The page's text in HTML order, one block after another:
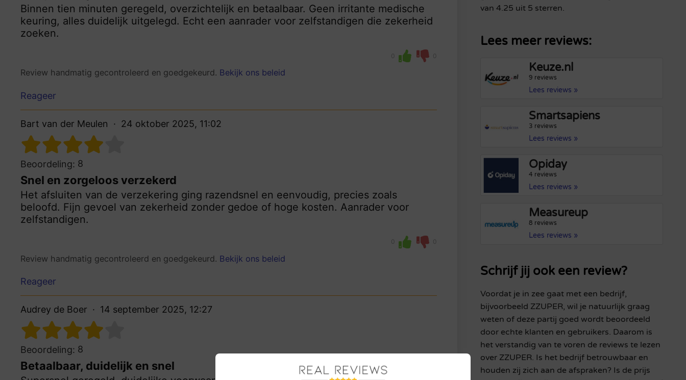
Binnen tien minuten geregeld, overzichtelijk en betaalbaar. Geen irritante medische
keuring, alles duidelijk uitgelegd. Echt een aanrader voor zelfstandigen die zekerheid
zoeken.
0 0
Review handmatig gecontroleerd en goedgekeurd. Bekijk ons beleid
Reageer
Bart van der Meulen 24 oktober 2025, 11:02
Beoordeling: 8
Snel en zorgeloos verzekerd
Het afsluiten van de verzekering ging razendsnel en eenvoudig, precies zoals
beloofd. Fijn gevoel van zekerheid zonder gedoe of hoge kosten. Aanrader voor
zelfstandigen.
0 0
Review handmatig gecontroleerd en goedgekeurd. Bekijk ons beleid
Reageer
Audrey de Boer 14 september 2025, 12:27
Beoordeling: 8
Betaalbaar, duidelijk en snel
van 4.25 uit 5 sterren.
Lees meer reviews:
Keuze.nl
9 reviews
Lees reviews »
Smartsapiens
3 reviews
Lees reviews »
Opiday
4 reviews
Lees reviews »
Measureup
8 reviews
Lees reviews »
Schrijf jij ook een review?
Voordat je in zee gaat met een bedrijf,
bijvoorbeeld ZZUPER, wil je natuurlijk graag
weten of deze partij goed wordt beoordeeld
door echte klanten en gebruikers. Daarom is
het verstandig van te voren de reviews te lezen
over ZZUPER. Is het bedrijf betrouwbaar en
houden zij zich aan de afspraken? Is de prijs